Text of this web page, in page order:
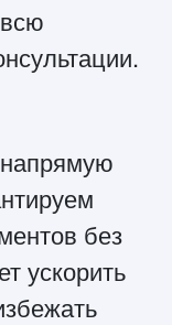
без
ускорить